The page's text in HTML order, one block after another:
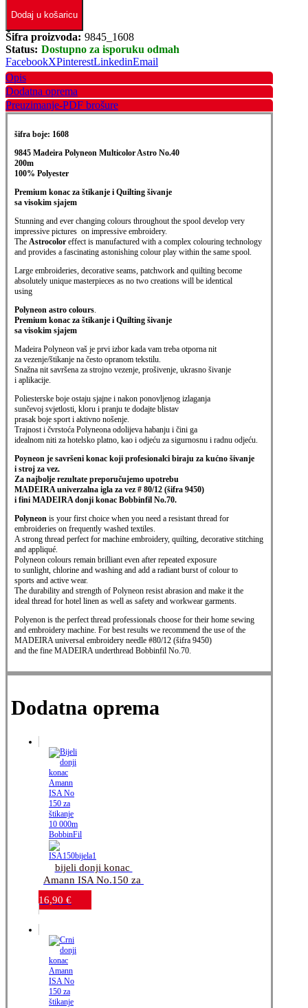
Dodaj u košaricu
Šifra proizvoda: 9845_1608
Status: Dostupno za isporuku odmah
FacebookXPinterestLinkedinEmail
Opis
Dodatna oprema
Preuzimanje-PDF brošure
šifra boje: 1608
9845 Madeira Polyneon Multicolor Astro No.40
200m
100% Polyester
Premium konac za štikanje i Quilting šivanje
sa visokim sjajem
Stunning and ever changing colours throughout the spool develop very
impressive pictures on impressive embroidery.
The Astrocolor effect is manufactured with a complex colouring technology
and provides a fascinating astonishing colour play within the same spool.
Large embroideries, decorative seams, patchwork and quilting become
absolutely unique masterpieces as no two creations will be identical
using
Polyneon astro colours.
Premium konac za štikanje i Quilting šivanje
sa visokim sjajem
Madeira Polyneon vaš je prvi izbor kada vam treba otporna nit
za vezenje/štikanje na često opranom tekstilu.
Snažna nit savršena za strojno vezenje, prošivenje, ukrasno šivanje
i aplikacije.
Poliesterske boje ostaju sjajne i nakon ponovljenog izlaganja
sunčevoj svjetlosti, kloru i pranju te dodajte blistav
prasak boje sport i aktivno nošenje.
Trajnost i čvrstoća Polyneona odolijeva habanju i čini ga
idealnom niti za hotelsko platno, kao i odjeću za sigurnosnu i radnu odjeću.
Poyneon je savršeni konac koji profesionalci biraju za kućno šivanje
i stroj za vez.
Za najbolje rezultate preporučujemo upotrebu
MADEIRA univerzalna igla za vez # 80/12 (šifra 9450)
i fini MADEIRA donji konac Bobbinfil No.70.
Polyneon is your first choice when you need a resistant thread for
embroideries on frequently washed textiles.
A strong thread perfect for machine embroidery, quilting, decorative stitching
and appliqué.
Polyneon colours remain brilliant even after repeated exposure
to sunlight, chlorine and washing and add a radiant burst of colour to
sports and active wear.
The durability and strength of Polyneon resist abrasion and make it the
ideal thread for hotel linen as well as safety and workwear garments.
Polyenon is the perfect thread professionals choose for their home sewing
and embroidery machine. For best results we recommend the use of the
MADEIRA universal embroidery needle #80/12 (šifra 9450)
and the fine MADEIRA underthread Bobbinfil No.70.
Dodatna oprema
bijeli donji konac
Amann ISA No.150 za
štikanje-10.000m
16,90 €